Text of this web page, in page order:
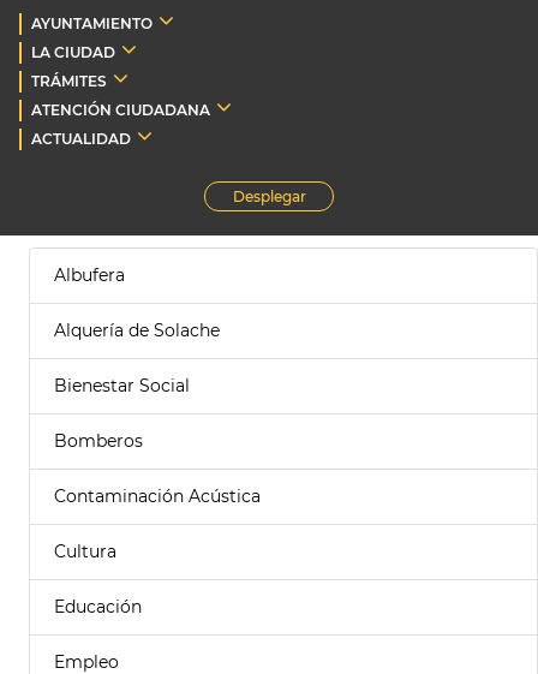
AYUNTAMIENTO
LA CIUDAD
TRÁMITES
ATENCIÓN CIUDADANA
ACTUALIDAD
Desplegar
Albufera
Alquería de Solache
Bienestar Social
Bomberos
Contaminación Acústica
Cultura
Educación
Empleo